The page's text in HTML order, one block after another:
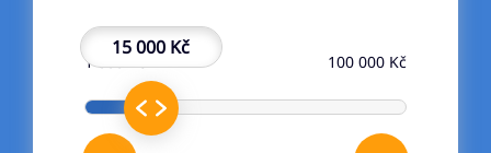
15 000 Kč
1 000 Kč 100 000 Kč